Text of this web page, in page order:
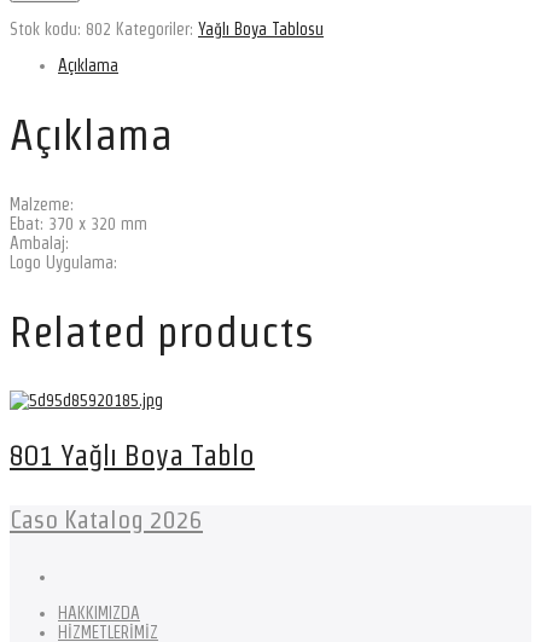
Stok kodu: 802 Kategoriler: Yağlı Boya Tablosu
Açıklama
Açıklama
Malzeme:
Ebat: 370 x 320 mm
Ambalaj:
Logo Uygulama:
Related products
801 Yağlı Boya Tablo
Caso Katalog 2026
HAKKIMIZDA
HİZMETLERİMİZ